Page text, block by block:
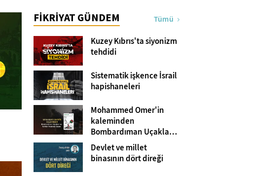
FİKRİYAT GÜNDEM Tümü
Kuzey Kıbrıs'ta siyonizm
tehdidi
Sistematik işkence İsrail
hapishaneleri
Mohammed Omer'in
kaleminden
Bombardıman Uçakları
ve Tanklar Arasında
Gazze
Devlet ve millet
binasının dört direği